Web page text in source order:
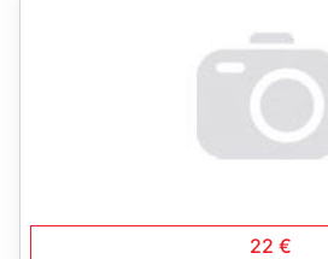
22 €